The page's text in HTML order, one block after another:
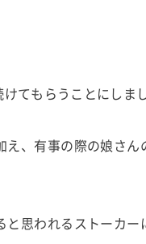
てもらうことにしまし
、有事の際の娘さん
と思われるストーカー